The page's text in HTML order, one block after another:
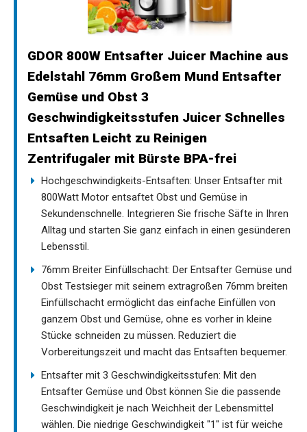
GDOR 800W Entsafter Juicer Machine aus
Edelstahl 76mm Großem Mund Entsafter
Gemüse und Obst 3
Geschwindigkeitsstufen Juicer Schnelles
Entsaften Leicht zu Reinigen
Zentrifugaler mit Bürste BPA-frei
Hochgeschwindigkeits-Entsaften: Unser Entsafter mit
800Watt Motor entsaftet Obst und Gemüse in
Sekundenschnelle. Integrieren Sie frische Säfte in Ihren
Alltag und starten Sie ganz einfach in einen gesünderen
Lebensstil.
76mm Breiter Einfüllschacht: Der Entsafter Gemüse und
Obst Testsieger mit seinem extragroßen 76mm breiten
Einfüllschacht ermöglicht das einfache Einfüllen von
ganzem Obst und Gemüse, ohne es vorher in kleine
Stücke schneiden zu müssen. Reduziert die
Vorbereitungszeit und macht das Entsaften bequemer.
Entsafter mit 3 Geschwindigkeitsstufen: Mit den
Entsafter Gemüse und Obst können Sie die passende
Geschwindigkeit je nach Weichheit der Lebensmittel
wählen. Die niedrige Geschwindigkeit "1" ist für weiche